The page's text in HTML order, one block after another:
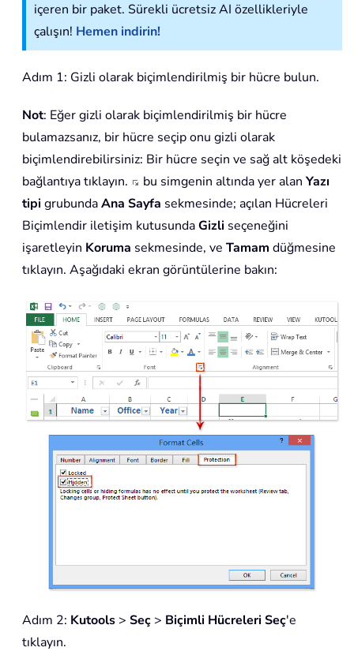
içeren bir paket. Sürekli ücretsiz AI özellikleriyle
çalışın! Hemen indirin!
Adım 1: Gizli olarak biçimlendirilmiş bir hücre bulun.
Not: Eğer gizli olarak biçimlendirilmiş bir hücre
bulamazsanız, bir hücre seçip onu gizli olarak
biçimlendirebilirsiniz: Bir hücre seçin ve sağ alt köşedeki
bağlantıya tıklayın.
bu simgenin altında yer alan Yazı
tipi grubundaAna Sayfa sekmesinde; açılan Hücreleri
Biçimlendir iletişim kutusundaGizli seçeneğini
işaretleyin Koruma sekmesinde, ve Tamam düğmesine
tıklayın. Aşağıdaki ekran görüntülerine bakın:
Adım 2: Kutools > Seç > Biçimli Hücreleri Seç'e
tıklayın.